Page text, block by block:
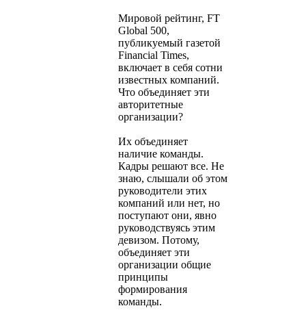
Мировой рейтинг, FT
Global 500,
публикуемый газетой
Financial Times,
включает в себя сотни
известных компаний.
Что объединяет эти
авторитетные
организации?
Их объединяет
наличие команды.
Кадры решают все. Не
знаю, слышали об этом
руководители этих
компаний или нет, но
поступают они, явно
руководствуясь этим
девизом. Потому,
объединяет эти
организации общие
принципы
формирования
команды.